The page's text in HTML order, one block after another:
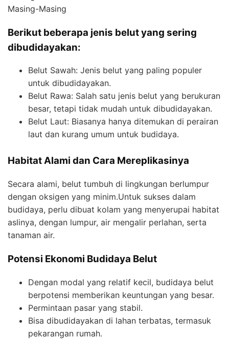
Masing-Masing
Berikut beberapa jenis belut yang sering
dibudidayakan:
Belut Sawah: Jenis belut yang paling populer
untuk dibudidayakan.
Belut Rawa: Salah satu jenis belut yang berukuran
besar, tetapi tidak mudah untuk dibudidayakan.
Belut Laut: Biasanya hanya ditemukan di perairan
laut dan kurang umum untuk budidaya.
Habitat Alami dan Cara Mereplikasinya
Secara alami, belut tumbuh di lingkungan berlumpur
dengan oksigen yang minim.Untuk sukses dalam
budidaya, perlu dibuat kolam yang menyerupai habitat
aslinya, dengan lumpur, air mengalir perlahan, serta
tanaman air.
Potensi Ekonomi Budidaya Belut
Dengan modal yang relatif kecil, budidaya belut
berpotensi memberikan keuntungan yang besar.
Permintaan pasar yang stabil.
Bisa dibudidayakan di lahan terbatas, termasuk
pekarangan rumah.